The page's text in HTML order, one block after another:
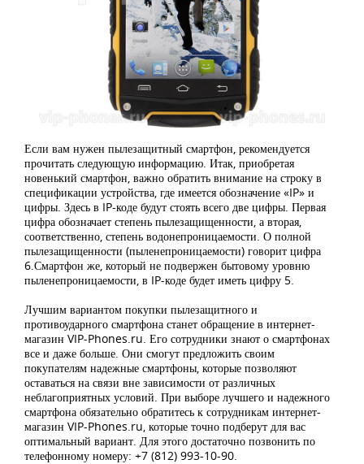
Если вам нужен пылезащитный смартфон, рекомендуется
прочитать следующую информацию. Итак, приобретая
новенький смартфон, важно обратить внимание на строку в
спецификации устройства, где имеется обозначение «IP» и
цифры. Здесь в IP-коде будут стоять всего две цифры. Первая
цифра обозначает степень пылезащищенности, а вторая,
соответственно, степень водонепроницаемости. О полной
пылезащищенности (пыленепроницаемости) говорит цифра
6.Смартфон же, который не подвержен бытовому уровню
пыленепроницаемости, в IP-коде будет иметь цифру 5.
Лучшим вариантом покупки пылезащитного и
противоударного смартфона станет обращение в интернет-
магазин VIP-Phones.ru. Его сотрудники знают о смартфонах
все и даже больше. Они смогут предложить своим
покупателям надежные смартфоны, которые позволяют
оставаться на связи вне зависимости от различных
неблагоприятных условий. При выборе лучшего и надежного
смартфона обязательно обратитесь к сотрудникам интернет-
магазин VIP-Phones.ru, которые точно подберут для вас
оптимальный вариант. Для этого достаточно позвонить по
телефонному номеру: +7 (812) 993-10-90.